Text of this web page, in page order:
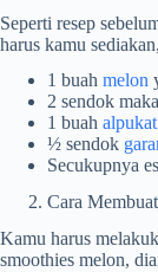
Seperti resep
harus kamu
1 buah melon
2 sendok
1 buah alpukat
½ sendok
Secukupnya
Cara
Kamu harus
smoothies melon,